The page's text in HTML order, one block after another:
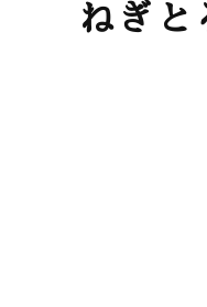
ねぎと